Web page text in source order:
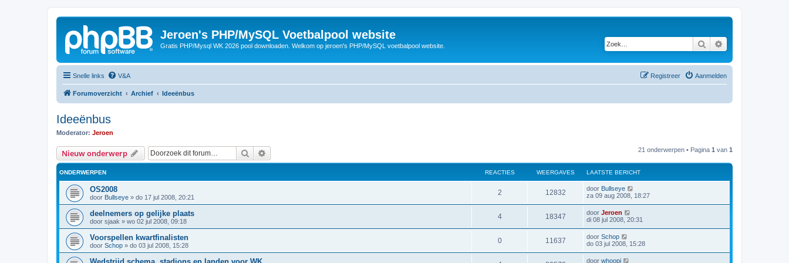
Jeroen's PHP/MySQL Voetbalpool website
Gratis PHP/Mysql WK 2026 pool downloaden. Welkom op jeroen's PHP/MySQL voetbalpool website. Zoek
Snelle links V&A Aanmelden
Registreer
Forumoverzicht Archief Ideeënbus
Ideeënbus
Moderator: Jeroen
Nieuw onderwerp Zoek 21 onderwerpen • Pagina 1 van 1
ONDERWERPEN REACTIES WEERGAVES LAATSTE BERICHT
OS2008
door Bullseye » do 17 jul 2008, 20:21
2R
e
c
t
12832W
e
r
g
L
a
s
t
e
b
e
r
door Bullseye
za 09 aug 2008, 18:27
deelnemers op gelijke plaats
door sjaak » wo 02 jul 2008, 09:18
4R
e
18347W
e
L
a
s
t
e
b
door Jeroen
di 08 jul 2008, 20:31
Voorspellen kwartfinalisten
door Schop » do 03 jul 2008, 15:28
0R
e
11637W
e
L
a
door Schop
do 03 jul 2008, 15:28
L
door whoopi